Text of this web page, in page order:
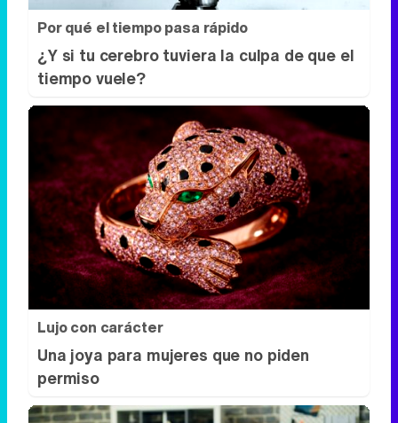
Por qué el tiempo pasa rápido
¿Y si tu cerebro tuviera la culpa de que el
tiempo vuele?
Lujo con carácter
Una joya para mujeres que no piden
permiso